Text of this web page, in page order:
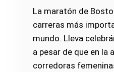
La maratón de
carreras más
mundo. Lleva
a pesar de que en la
corredoras